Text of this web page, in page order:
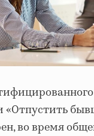
«Отпустить
во время